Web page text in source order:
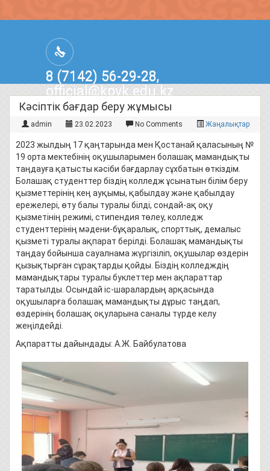
8 (7142) 56-29-28,
official@kpvk.edu.kz
г.Костанай, Проспект Кобыланды
Батыра, 3
Кәсіптік бағдар беру жұмысы
admin 23.02.2023 No Comments Жаңалықтар
2023 жылдың 17 қаңтарында мен Қостанай қаласының №
19 орта мектебінің оқушыларымен болашақ мамандықты
таңдауға қатысты кәсіби бағдарлау сұхбатын өткіздім.
Болашақ студенттер біздің колледж ұсынатын білім беру
қызметтерінің кең ауқымы, қабылдау және қабылдау
ережелері, өту балы туралы білді, сондай-ақ оқу
қызметінің режимі, стипендия төлеу, колледж
студенттерінің мәдени-бұқаралық, спорттық, демалыс
қызметі туралы ақпарат берілді. Болашақ мамандықты
таңдау бойынша сауалнама жүргізіліп, оқушылар өздерін
қызықтырған сұрақтарды қойды. Біздің колледждің
мамандықтары туралы буклеттер мен ақпараттар
таратылды. Осындай іс-шаралардың арқасында
оқушыларға болашақ мамандықты дұрыс таңдап,
өздерінің болашақ оқуларына саналы түрде келу
жеңілдейді.
Ақпаратты дайындады: А.Ж. Байбулатова